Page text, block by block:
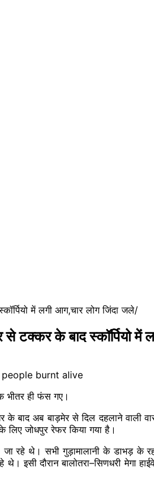
में लगी आग,चार लोग जिंदा जले
के बाद स्कॉर्पियो में
भीतर ही फंस गए।
अब बाड़मेर से दिल दहलाने वाली
जोधपुर रेफर किया गया है।
जा रहे थे। सभी गुड़ामालानी के डाभड़
इसी दौरान बालोतरा–सिणधरी मेगा